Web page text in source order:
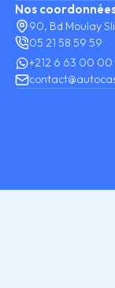
Nos
90, Bd Moulay
05 21 58 59 59
+212 6 63 00 00